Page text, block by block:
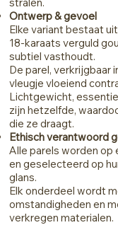
Ontwerp & gevoel
Elke variant bestaat
18-karaats verguld
subtiel vasthoudt.
De parel, verkrijgbaar
vleugje vloeiend
Lichtgewicht,
zijn hetzelfde,
die ze draagt.
Ethisch verantwoord
Alle parels worden
en geselecteerd op
glans.
Elk onderdeel wordt
omstandigheden en
verkregen materialen.